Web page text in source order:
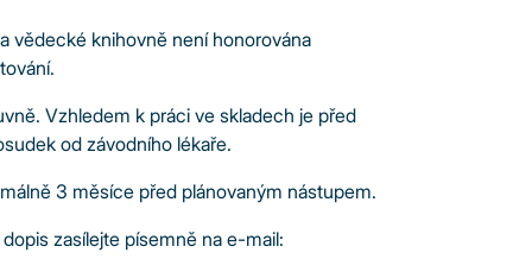
vědecké knihovně není honorována
Vzhledem k práci ve skladech je před
od závodního lékaře.
3 měsíce před plánovaným nástupem.
zasílejte písemně na e-mail: